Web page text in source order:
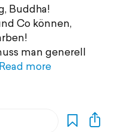
Buddha!
Co können,
man generell
Read more